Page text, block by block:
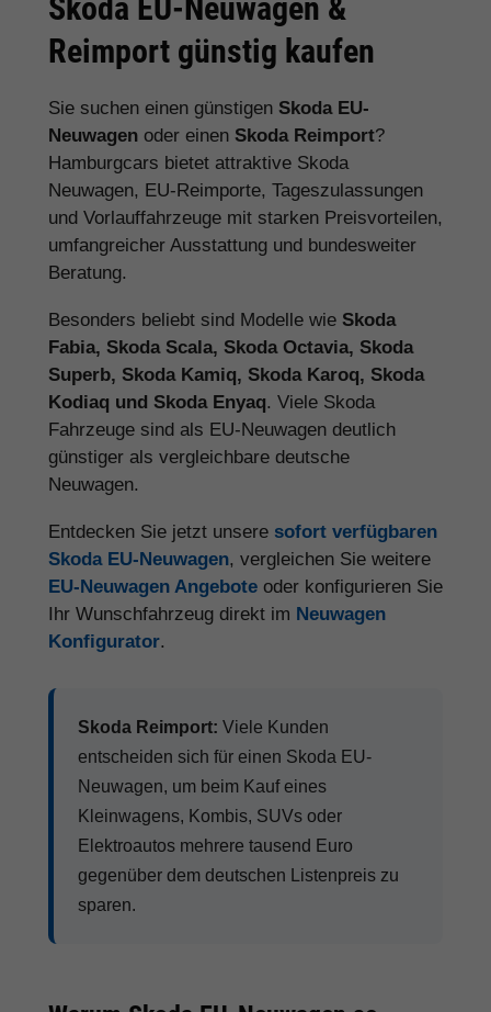
Skoda EU-Neuwagen &
Reimport günstig kaufen
Sie suchen einen günstigen Skoda EU-
Neuwagen oder einen Skoda Reimport?
Hamburgcars bietet attraktive Skoda
Neuwagen, EU-Reimporte, Tageszulassungen
und Vorlauffahrzeuge mit starken Preisvorteilen,
umfangreicher Ausstattung und bundesweiter
Beratung.
Besonders beliebt sind Modelle wie Skoda
Fabia, Skoda Scala, Skoda Octavia, Skoda
Superb, Skoda Kamiq, Skoda Karoq, Skoda
Kodiaq und Skoda Enyaq. Viele Skoda
Fahrzeuge sind als EU-Neuwagen deutlich
günstiger als vergleichbare deutsche
Neuwagen.
Entdecken Sie jetzt unsere sofort verfügbaren
Skoda EU-Neuwagen, vergleichen Sie weitere
EU-Neuwagen Angebote oder konfigurieren Sie
Ihr Wunschfahrzeug direkt im Neuwagen
Konfigurator.
Skoda Reimport: Viele Kunden
entscheiden sich für einen Skoda EU-
Neuwagen, um beim Kauf eines
Kleinwagens, Kombis, SUVs oder
Elektroautos mehrere tausend Euro
gegenüber dem deutschen Listenpreis zu
sparen.